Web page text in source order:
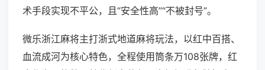
术手段实现不平公，且“安全性高”“不被封号”。
微乐浙江麻将主打浙式地道麻将玩法，以红中百搭、
血流成河为核心特色，全程使用筒条万108张牌，红